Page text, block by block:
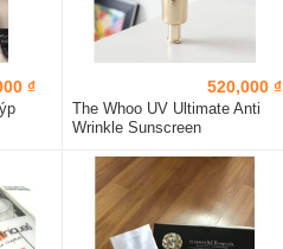
₫ 520,000 ₫
The Whoo UV Ultimate Anti
Wrinkle Sunscreen